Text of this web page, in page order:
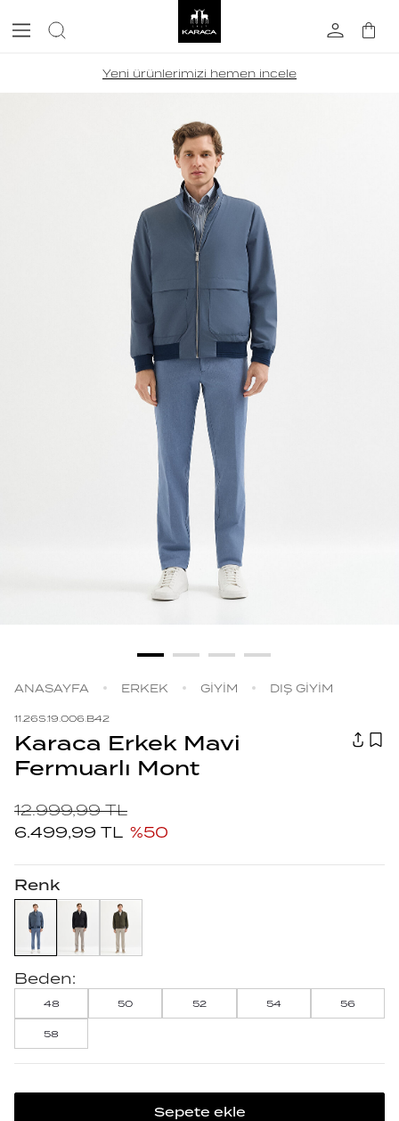
Yeni ürünlerimizi hemen incele
ANASAYFA ERKEK GİYİM DIŞ GİYİM
11.26S.19.006.B42
Karaca Erkek Mavi
Fermuarlı Mont
12.999,99 TL
6.499,99 TL %50
Renk
Beden:
48 50 52 54 56
58
Sepete ekle